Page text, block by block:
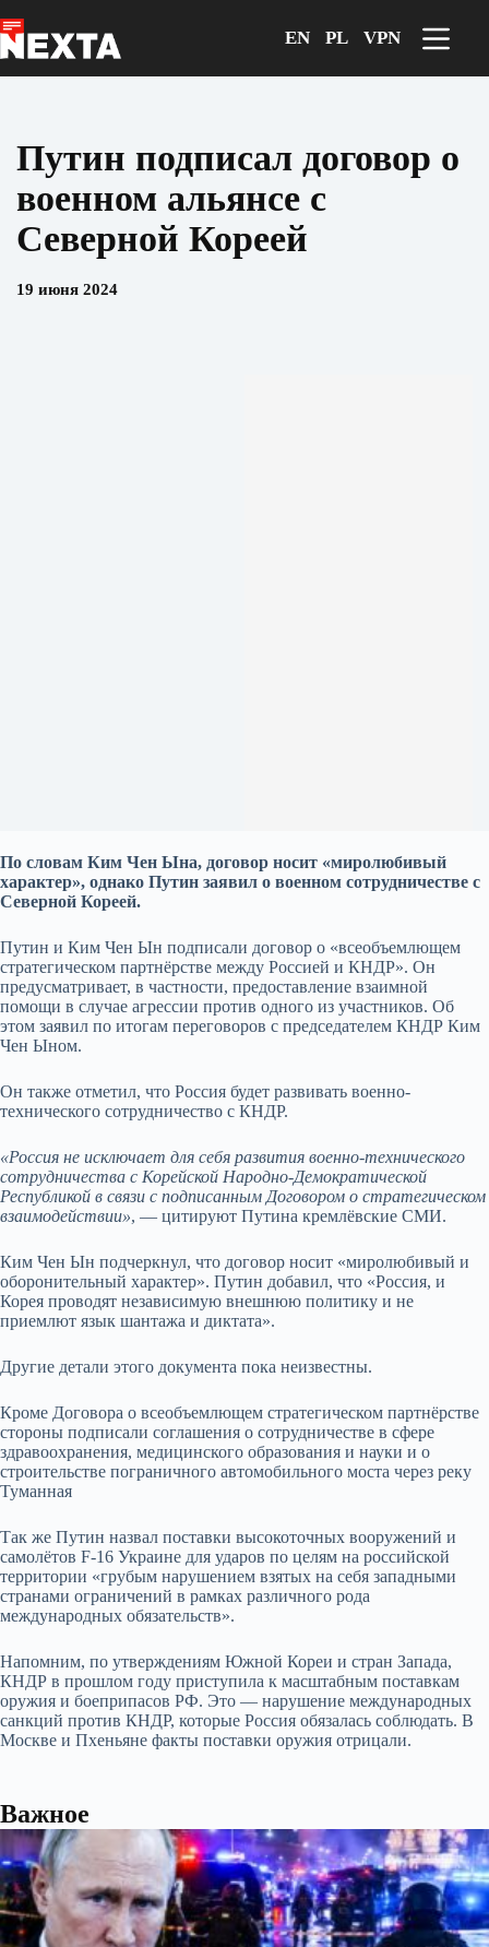
к
сути
EN PL VPN
Путин подписал договор о
военном альянсе с
Северной Кореей
19 июня 2024
По словам Ким Чен Ына, договор носит «миролюбивый
характер», однако Путин заявил о военном сотрудничестве с
Северной Кореей.
Путин и Ким Чен Ын подписали договор о «всеобъемлющем
стратегическом партнёрстве между Россией и КНДР». Он
предусматривает, в частности, предоставление взаимной
помощи в случае агрессии против одного из участников. Об
этом заявил по итогам переговоров с председателем КНДР Ким
Чен Ыном.
Он также отметил, что Россия будет развивать военно-
технического сотрудничество с КНДР.
«Россия не исключает для себя развития военно-технического
сотрудничества с Корейской Народно-Демократической
Республикой в связи с подписанным Договором о стратегическом
взаимодействии», — цитируют Путина кремлёвские СМИ.
Ким Чен Ын подчеркнул, что договор носит «миролюбивый и
оборонительный характер». Путин добавил, что «Россия, и
Корея проводят независимую внешнюю политику и не
приемлют язык шантажа и диктата».
Другие детали этого документа пока неизвестны.
Кроме Договора о всеобъемлющем стратегическом партнёрстве
стороны подписали соглашения о сотрудничестве в сфере
здравоохранения, медицинского образования и науки и о
строительстве пограничного автомобильного моста через реку
Туманная
Так же Путин назвал поставки высокоточных вооружений и
самолётов F-16 Украине для ударов по целям на российской
территории «грубым нарушением взятых на себя западными
странами ограничений в рамках различного рода
международных обязательств».
Напомним, по утверждениям Южной Кореи и стран Запада,
КНДР в прошлом году приступила к масштабным поставкам
оружия и боеприпасов РФ. Это — нарушение международных
санкций против КНДР, которые Россия обязалась соблюдать. В
Москве и Пхеньяне факты поставки оружия отрицали.
Важное